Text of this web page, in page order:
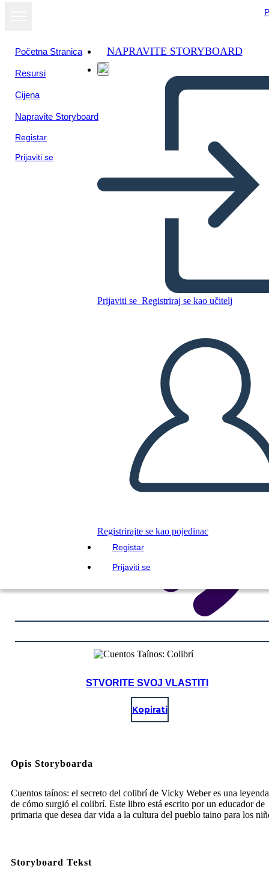
Početna Stranica
Resursi
Cijena
Napravite Storyboard
Registar
Prijaviti se
NAPRAVITE STORYBOARD
Prijaviti se Registriraj se kao učitelj
Registrirajte se kao pojedinac
Registar
Prijaviti se
Kopirajte ovaj Storyboard
REPRODUCIRAJ DIJAPROJEKCIJU
ČITAJ MI
STVORITE SVOJ VLASTITI
Kopirati
Opis Storyboarda
Cuentos taínos: el secreto del colibrí de Vicky Weber es una
de cómo surgió el colibrí. Este libro está escrito por un educador de
primaria que desea dar vida a la cultura del pueblo taino para los
Storyboard Tekst